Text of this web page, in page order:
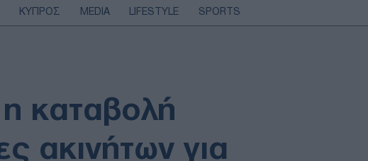
ΚΥΠΡΟΣ MEDIA LIFESTYLE SPORTS
ΤΕΧΝΟΛΟΓΙΑ
καταβολή
ακινήτων για